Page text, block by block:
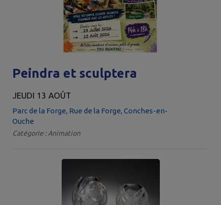
Peindra et sculptera
JEUDI 13 AOÛT
Parc de la Forge, Rue de la Forge, Conches-en-
Ouche
Catégorie : Animation